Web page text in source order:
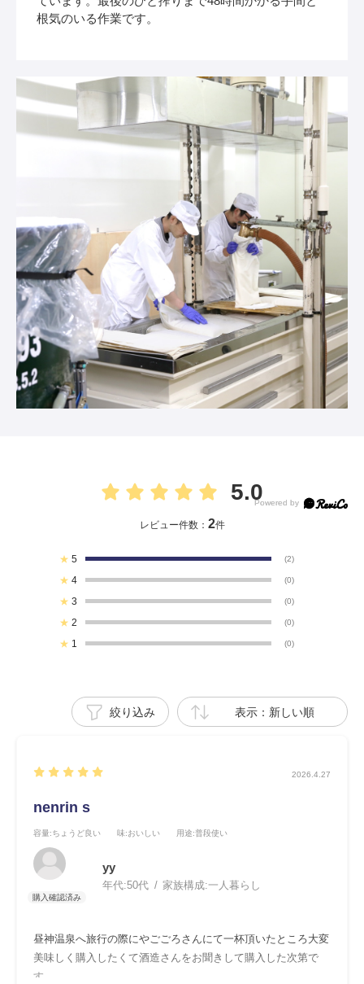
根気のいる作業です。
5.0
レビュー件数： 2件
★ 5 (2)
★ 4 (0)
★ 3 (0)
★ 2 (0)
★ 1 (0)
絞り込み 表示：新しい順
2026.4.27
nenrin s
容量:ちょうど良い 味:おいしい 用途:普段使い
yy
年代:50代 家族構成:一人暮らし
昼神温泉へ旅行の際にやごごろさんにて一杯頂いたところ大変
美味しく購入したくて酒造さんをお聞きして購入した次第で
す。